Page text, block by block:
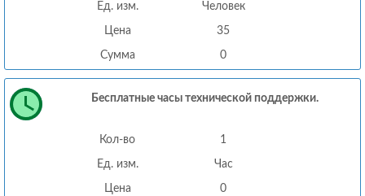
Ед. изм. Человек
Цена 35
Сумма 0
Бесплатные часы технической поддержки.
Кол-во 1
Ед. изм. Час
Цена 0